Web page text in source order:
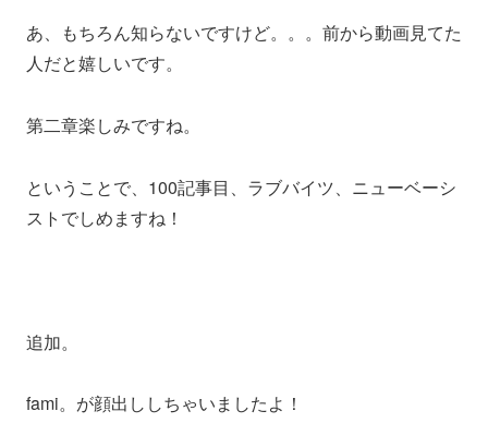
あ、もちろん知らないですけど。。。前から動画見てた
人だと嬉しいです。
第二章楽しみですね。
ということで、100記事目、ラブバイツ、ニューベーシ
ストでしめますね！
追加。
fami。が顔出ししちゃいましたよ！